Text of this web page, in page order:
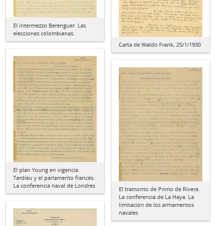
El intermezzo Berenguer. Las
elecciones colombianas.
Carta de Waldo Frank, 25/1/1930
El plan Young en vigencia.
Tardieu y el parlamento francés.
La conferencia naval de Londres
El tramonto de Primo de Rivera.
La conferencia de La Haya. La
limitación de los armamentos
navales